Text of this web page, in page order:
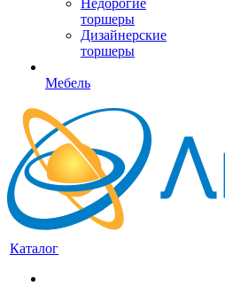
Недорогие
торшеры
Дизайнерские
торшеры
Мебель
Каталог